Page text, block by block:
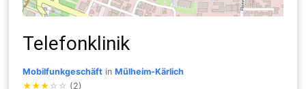
Telefonklinik
Mobilfunkgeschäft inMülheim-Kärlich
★★★ ☆ ☆ (2)